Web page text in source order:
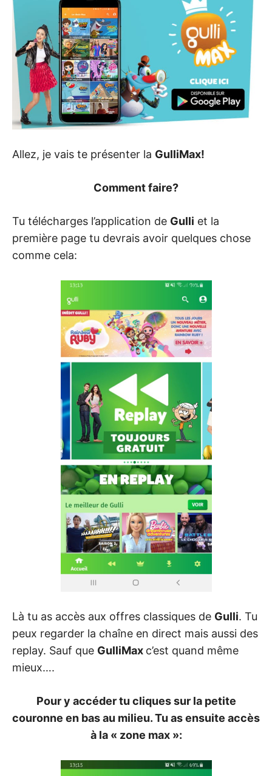
Allez, je vais te présenter la GulliMax!
Comment faire?
Tu télécharges l’application de Gulli et la
première page tu devrais avoir quelques chose
comme cela:
Là tu as accès aux offres classiques de Gulli. Tu
peux regarder la chaîne en direct mais aussi des
replay. Sauf que GulliMax c’est quand même
mieux….
Pour y accéder tu cliques sur la petite
couronne en bas au milieu. Tu as ensuite accès
à la « zone max »: